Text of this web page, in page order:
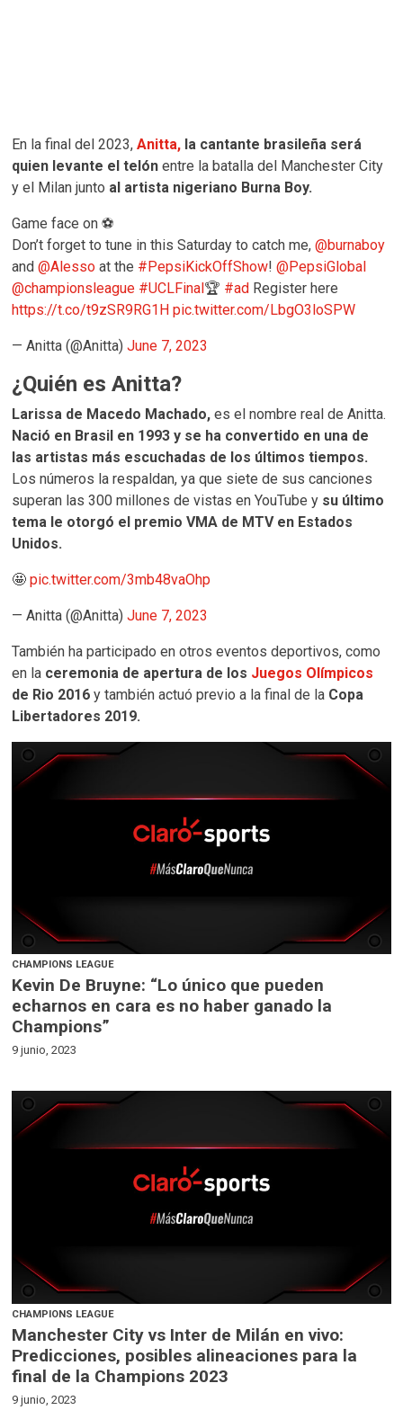
En la final del 2023,Anitta, la cantante brasileña será
quien levante el telón entre la batalla del Manchester City
y el Milan junto al artista nigeriano Burna Boy.
Game face on ⚽
Don’t forget to tune in this Saturday to catch me,@burnaboy
and@Alesso at the #PepsiKickOffShow!@PepsiGlobal
@championsleague #UCLFinal🏆 #ad Register here
https://t.co/t9zSR9RG1H pic.twitter.com/LbgO3loSPW
— Anitta (@Anitta)June 7, 2023
¿Quién es Anitta?
Larissa de Macedo Machado, es el nombre real de Anitta.
Nació en Brasil en 1993 y se ha convertido en una de
las artistas más escuchadas de los últimos tiempos.
Los números la respaldan, ya que siete de sus canciones
superan las 300 millones de vistas en YouTube y su último
tema le otorgó el premio VMA de MTV en Estados
Unidos.
🤩pic.twitter.com/3mb48vaOhp
— Anitta (@Anitta)June 7, 2023
También ha participado en otros eventos deportivos, como
en la ceremonia de apertura de los Juegos Olímpicos
de Rio 2016 y también actuó previo a la final de la Copa
Libertadores 2019.
CHAMPIONS LEAGUE
Kevin De Bruyne: “Lo único que pueden
echarnos en cara es no haber ganado la
Champions”
9 junio, 2023
CHAMPIONS LEAGUE
Manchester City vs Inter de Milán en vivo:
Predicciones, posibles alineaciones para la
final de la Champions 2023
9 junio, 2023